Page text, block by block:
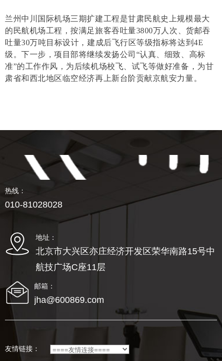
兰州中川国际机场三期扩建工程是甘肃民航史上规模最大
的民航机场工程，按满足旅客吞吐量3800万人次、货邮吞
吐量30万吨目标设计，建成后飞行区等级指标将达到4E
级。下一步，项目部将继续发扬公司“认真、细致、高标
准”的工作作风，为后续机场校飞、试飞等做好准备，为甘
肃省和西北地区临空经济再上新台阶贡献京航安力量。
热线：
010-81028028
地址：
北京市大兴区亦庄经济开发区荣华南路15号中
航技广场C座11层
邮箱：
jha@600869.com
友情链接：